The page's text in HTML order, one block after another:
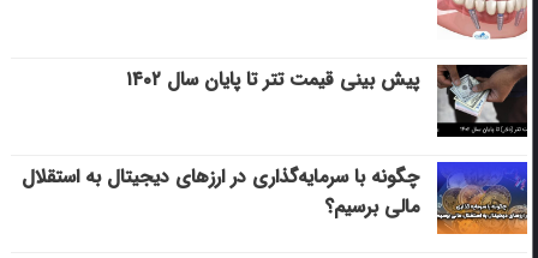
پیش بینی قیمت تتر تا پایان سال ۱۴۰۲
چگونه با سرمایه‌گذاری در ارزهای دیجیتال به استقلال
مالی برسیم؟